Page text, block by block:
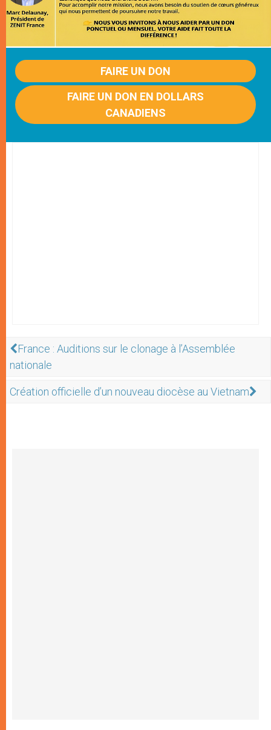
FAIRE UN DON
FAIRE UN DON EN DOLLARS
CANADIENS
France : Auditions sur le clonage à l’Assemblée
nationale
Création officielle d’un nouveau diocèse au Vietnam